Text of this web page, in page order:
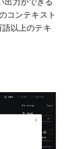
コンテキスト
以上のテキ